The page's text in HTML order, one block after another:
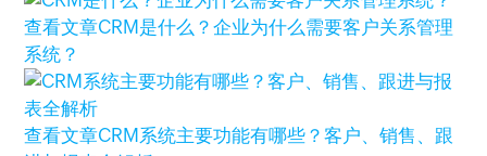
查看文章CRM是什么？企业为什么需要客户关系管理
系统？
查看文章CRM系统主要功能有哪些？客户、销售、跟